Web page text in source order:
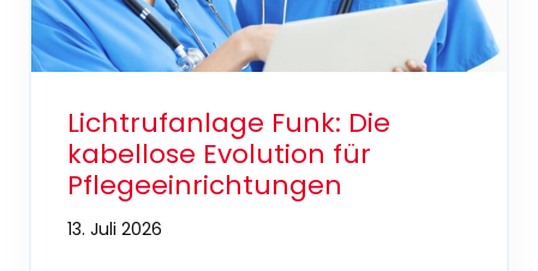
Lichtrufanlage Funk: Die
kabellose Evolution für
Pflegeeinrichtungen
13. Juli 2026